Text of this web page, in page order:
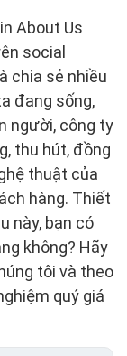
About Us
social
chia sẻ nhiều
đang sống,
người, công ty
thu hút, đồng
thuật của
hàng. Thiết
này, bạn có
không? Hãy
tôi và theo
quý giá